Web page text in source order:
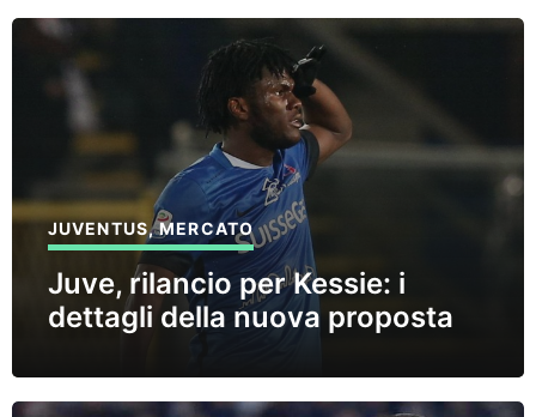
JUVENTUS,MERCATO
Juve, rilancio per Kessie: i
dettagli della nuova proposta